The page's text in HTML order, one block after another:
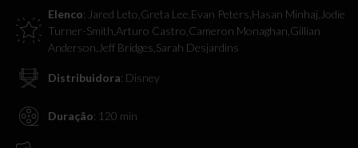
Elenco: Jared Leto,Greta Lee,Evan Peters,Hasan Minhaj,Jodie
Turner-Smith,Arturo Castro,Cameron Monaghan,Gillian
Anderson,Jeff Bridges,Sarah Desjardins
Distribuidora: Disney
Duração: 120 min